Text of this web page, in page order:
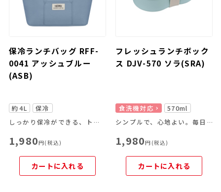
保冷ランチバッグ RFF-
0041 アッシュブルー
(ASB)
約4L
保冷
しっかり保冷ができる、トートバッグタイプのランチバッグ
1,980円(税込)
カートに入れる
フレッシュランチボック
ス DJV-570 ソラ(SRA)
食洗機対応
570ml
シンプルで、心地よい。毎日のお弁当生活がラクになる1段お弁当箱
1,980円(税込)
カートに入れる